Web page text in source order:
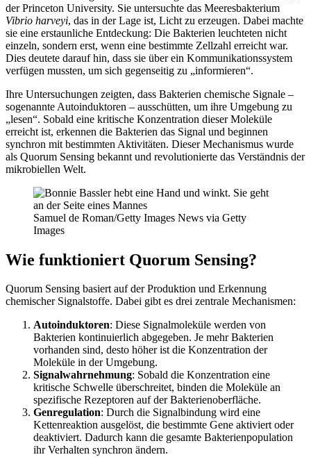
der Princeton University. Sie untersuchte das Meeresbakterium
Vibrio harveyi, das in der Lage ist, Licht zu erzeugen. Dabei machte
sie eine erstaunliche Entdeckung: Die Bakterien leuchteten nicht
einzeln, sondern erst, wenn eine bestimmte Zellzahl erreicht war.
Dies deutete darauf hin, dass sie über ein Kommunikationssystem
verfügen mussten, um sich gegenseitig zu „informieren“.
Ihre Untersuchungen zeigten, dass Bakterien chemische Signale –
sogenannte Autoinduktoren – ausschütten, um ihre Umgebung zu
„lesen“. Sobald eine kritische Konzentration dieser Moleküle
erreicht ist, erkennen die Bakterien das Signal und beginnen
synchron mit bestimmten Aktivitäten. Dieser Mechanismus wurde
als Quorum Sensing bekannt und revolutionierte das Verständnis der
mikrobiellen Welt.
Samuel de Roman/Getty Images News via Getty
Images
Wie funktioniert Quorum Sensing?
Quorum Sensing basiert auf der Produktion und Erkennung
chemischer Signalstoffe. Dabei gibt es drei zentrale Mechanismen:
Autoinduktoren: Diese Signalmoleküle werden von
Bakterien kontinuierlich abgegeben. Je mehr Bakterien
vorhanden sind, desto höher ist die Konzentration der
Moleküle in der Umgebung.
Signalwahrnehmung: Sobald die Konzentration eine
kritische Schwelle überschreitet, binden die Moleküle an
spezifische Rezeptoren auf der Bakterienoberfläche.
Genregulation: Durch die Signalbindung wird eine
Kettenreaktion ausgelöst, die bestimmte Gene aktiviert oder
deaktiviert. Dadurch kann die gesamte Bakterienpopulation
ihr Verhalten synchron ändern.